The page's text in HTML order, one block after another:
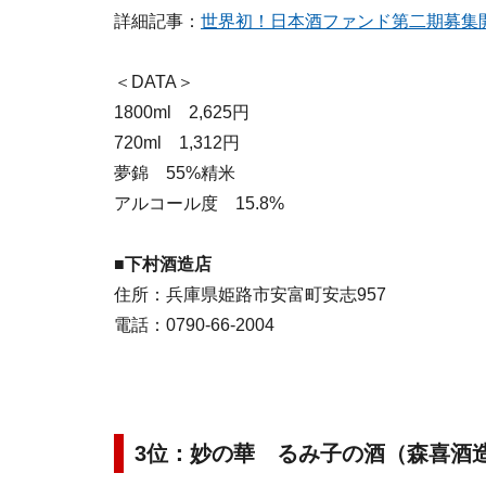
詳細記事： 世界初！日本酒ファンド第二期募集
＜DATA＞
1800ml 2,625円
720ml 1,312円
夢錦 55%精米
アルコール度 15.8%
■下村酒造店
住所：兵庫県姫路市安富町安志957
電話：0790-66-2004
3位：妙の華 るみ子の酒（森喜酒